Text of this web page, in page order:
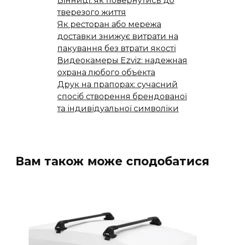
тверезого життя
Як ресторан або мережа
доставки знижує витрати на
пакування без втрати якості
Видеокамеры Ezviz: надежная
охрана любого объекта
Друк на прапорах: сучасний
спосіб створення брендованої
та індивідуальної символіки
Вам також може сподобатися